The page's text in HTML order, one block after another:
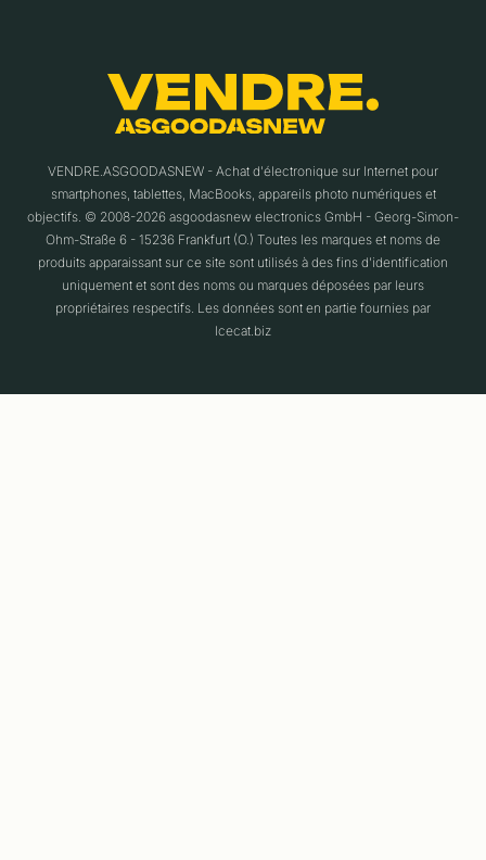
VENDRE.ASGOODASNEW - Achat d'électronique sur Internet pour
smartphones, tablettes, MacBooks, appareils photo numériques et
objectifs. © 2008-2026 asgoodasnew electronics GmbH - Georg-Simon-
Ohm-Straße 6 - 15236 Frankfurt (O.) Toutes les marques et noms de
produits apparaissant sur ce site sont utilisés à des fins d'identification
uniquement et sont des noms ou marques déposées par leurs
propriétaires respectifs. Les données sont en partie fournies par
Icecat.biz